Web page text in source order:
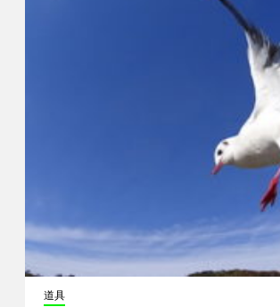
道具